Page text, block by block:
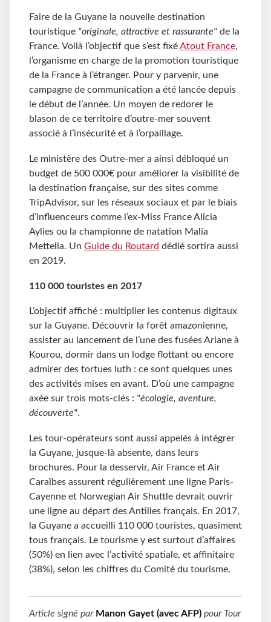
Faire de la Guyane la nouvelle destination
touristique "originale, attractive et rassurante" de la
France. Voilà l’objectif que s’est fixéAtout France,
l’organisme en charge de la promotion touristique
de la France à l’étranger. Pour y parvenir, une
campagne de communication a été lancée depuis
le début de l’année. Un moyen de redorer le
blason de ce territoire d’outre-mer souvent
associé à l’insécurité et à l’orpaillage.
Le ministère des Outre-mer a ainsi débloqué un
budget de 500 000€ pour améliorer la visibilité de
la destination française, sur des sites comme
TripAdvisor, sur les réseaux sociaux et par le biais
d’influenceurs comme l’ex-Miss France Alicia
Aylies ou la championne de natation Malia
Mettella. Un Guide du Routard dédié sortira aussi
en 2019.
110 000 touristes en 2017
L’objectif affiché : multiplier les contenus digitaux
sur la Guyane. Découvrir la forêt amazonienne,
assister au lancement de l’une des fusées Ariane à
Kourou, dormir dans un lodge flottant ou encore
admirer des tortues luth : ce sont quelques unes
des activités mises en avant. D’où une campagne
axée sur trois mots-clés : "écologie, aventure,
découverte".
Les tour-opérateurs sont aussi appelés à intégrer
la Guyane, jusque-là absente, dans leurs
brochures. Pour la desservir, Air France et Air
Caraïbes assurent régulièrement une ligne Paris-
Cayenne et Norwegian Air Shuttle devrait ouvrir
une ligne au départ des Antilles français. En 2017,
la Guyane a accueilli 110 000 touristes, quasiment
tous français. Le tourisme y est surtout d’affaires
(50%) en lien avec l’activité spatiale, et affinitaire
(38%), selon les chiffres du Comité du tourisme.
Article signé par Manon Gayet (avec AFP) pour Tour